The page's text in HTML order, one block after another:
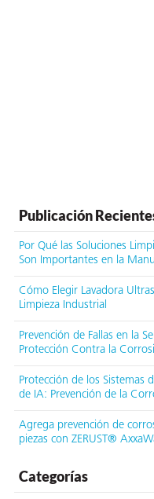
Publicación
Por Qué las Soluciones
Son Importantes en la
Cómo Elegir Lavadora
Limpieza Industrial
Prevención de Fallas en la
Protección Contra la
Protección de los Sistemas
de IA: Prevención de la
Agrega prevención de
piezas con ZERUST®
Categorías